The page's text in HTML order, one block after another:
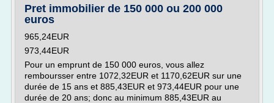
Pret immobilier de 150 000 ou 200 000
euros
965,24EUR
973,44EUR
Pour un emprunt de 150 000 euros, vous allez
remboursser entre 1072,32EUR et 1170,62EUR sur une
durée de 15 ans et 885,43EUR et 973,44EUR pour une
durée de 20 ans; donc au minimum 885,43EUR au